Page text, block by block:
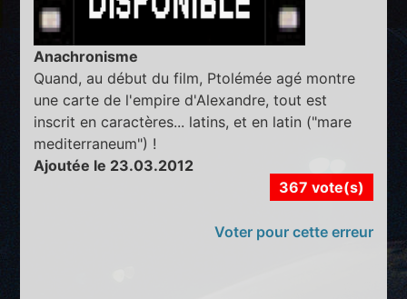
Anachronisme
Quand, au début du film, Ptolémée agé montre
une carte de l'empire d'Alexandre, tout est
inscrit en caractères... latins, et en latin ("mare
mediterraneum") !
Ajoutée le 23.03.2012
367 vote(s)
Voter pour cette erreur